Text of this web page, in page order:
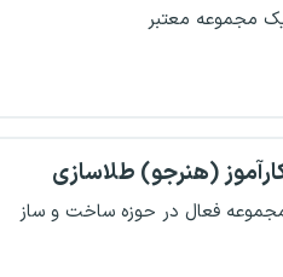
مجموعه معتبر
(هنرجو) طلاسازی
فعال در حوزه ساخت و ساز